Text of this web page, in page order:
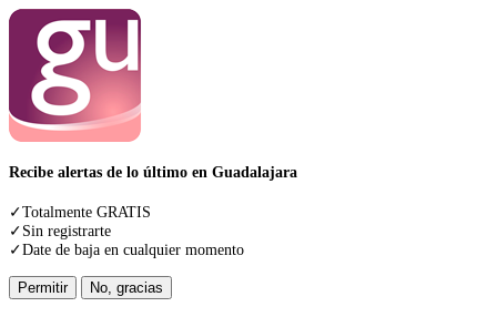
Recibe alertas de lo último en Guadalajara
✓Totalmente GRATIS
✓Sin registrarte
✓Date de baja en cualquier momento
Permitir No, gracias